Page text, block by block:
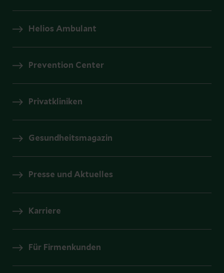
Helios Ambulant
Prevention Center
Privatkliniken
Gesundheitsmagazin
Presse und Aktuelles
Karriere
Für Firmenkunden